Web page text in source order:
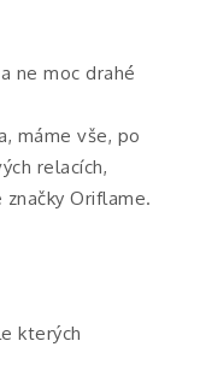
ne moc drahé
máme vše, po
relacích,
Oriflame.
kterých